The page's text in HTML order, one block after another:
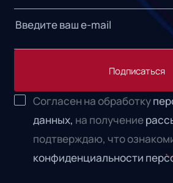
Подписаться
Согласен на обработку
данных, на получение
подтверждаю, что
конфиденциальности